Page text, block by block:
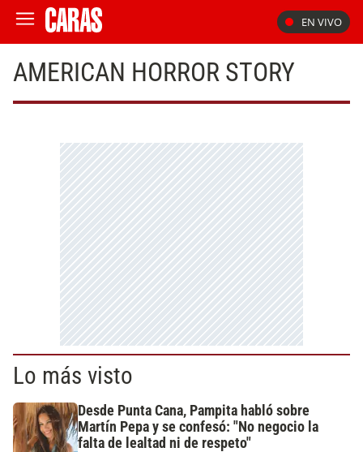
EN VIVO
AMERICAN HORROR STORY
Lo más visto
Desde Punta Cana, Pampita habló sobre
Martín Pepa y se confesó: "No negocio la
falta de lealtad ni de respeto"